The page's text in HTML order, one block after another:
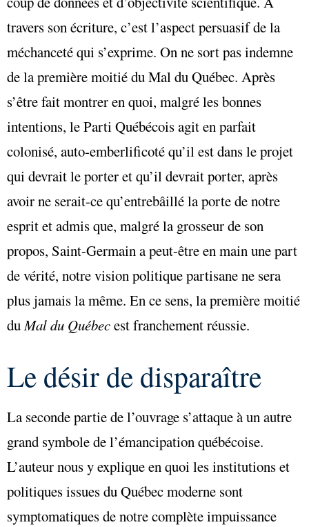
travers son écriture, c’est l’aspect persuasif de la
méchanceté qui s’exprime. On ne sort pas indemne
de la première moitié du Mal du Québec. Après
s’être fait montrer en quoi, malgré les bonnes
intentions, le Parti Québécois agit en parfait
colonisé, auto-emberlificoté qu’il est dans le projet
qui devrait le porter et qu’il devrait porter, après
avoir ne serait-ce qu’entrebâillé la porte de notre
esprit et admis que, malgré la grosseur de son
propos, Saint-Germain a peut-être en main une part
de vérité, notre vision politique partisane ne sera
plus jamais la même. En ce sens, la première moitié
duMal du Québecest franchement réussie.
Le désir de disparaître
La seconde partie de l’ouvrage s’attaque à un autre
grand symbole de l’émancipation québécoise.
L’auteur nous y explique en quoi les institutions et
politiques issues du Québec moderne sont
symptomatiques de notre complète impuissance